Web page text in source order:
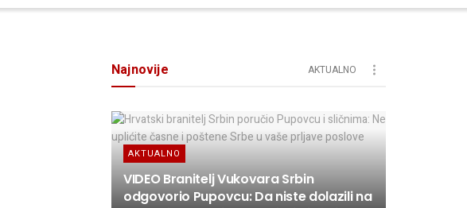
Najnovije AKTUALNO
AKTUALNO
VIDEO Branitelj Vukovara Srbin
odgovorio Pupovcu: Da niste dolazili na